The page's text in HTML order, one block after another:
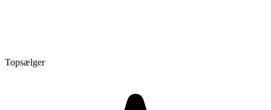
Topsælger